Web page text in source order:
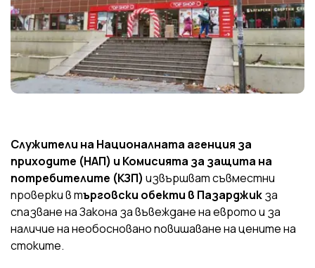
Служители на Националната агенция за
приходите (НАП) и Комисията за защита на
потребителите (КЗП) извършват съвместни
проверки в търговски обекти в Пазарджикза
спазване на Закона за въвеждане на еврото и за
наличие на необосновано повишаване на цените на
стоките.